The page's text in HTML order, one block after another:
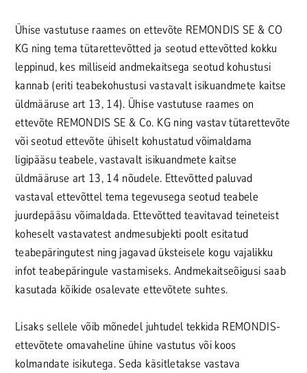
Ühise vastutuse raames on ettevõte REMONDIS SE & CO
KG ning tema tütarettevõtted ja seotud ettevõtted kokku
leppinud, kes milliseid andmekaitsega seotud kohustusi
kannab (eriti teabekohustusi vastavalt isikuandmete kaitse
üldmääruse art 13, 14). Ühise vastutuse raames on
ettevõte REMONDIS SE & Co. KG ning vastav tütarettevõte
või seotud ettevõte ühiselt kohustatud võimaldama
ligipääsu teabele, vastavalt isikuandmete kaitse
üldmääruse art 13, 14 nõudele. Ettevõtted paluvad
vastaval ettevõttel tema tegevusega seotud teabele
juurdepääsu võimaldada. Ettevõtted teavitavad teineteist
koheselt vastavatest andmesubjekti poolt esitatud
teabepäringutest ning jagavad üksteisele kogu vajalikku
infot teabepäringule vastamiseks. Andmekaitseõigusi saab
kasutada kõikide osalevate ettevõtete suhtes.
Lisaks sellele võib mõnedel juhtudel tekkida REMONDIS-
ettevõtete omavaheline ühine vastutus või koos
kolmandate isikutega. Seda käsitletakse vastava